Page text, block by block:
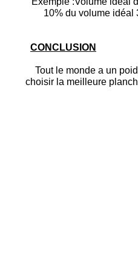
10% du volume idéal
CONCLUSION
Tout le monde a un
choisir la meilleure